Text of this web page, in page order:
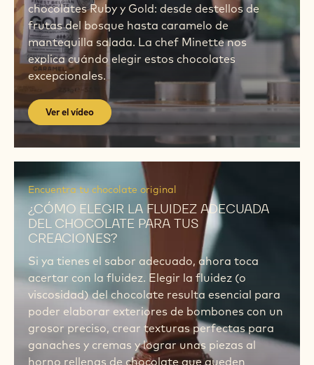
chocolates Ruby y Gold: desde destellos de
frutas del bosque hasta caramelo de
mantequilla salada. La chef Minette nos
explica cuándo elegir estos chocolates
excepcionales.
Ver el vídeo
Encuentra tu chocolate original
¿CÓMO ELEGIR LA FLUIDEZ ADECUADA
DEL CHOCOLATE PARA TUS
CREACIONES?
Si ya tienes el sabor adecuado, ahora toca
acertar con la fluidez. Elegir la fluidez (o
viscosidad) del chocolate resulta esencial para
poder elaborar exteriores de bombones con un
grosor preciso, crear texturas perfectas para
ganaches y cremas y lograr unas piezas al
horno rellenas de chocolate que queden
el
vídeo
el
vídeo